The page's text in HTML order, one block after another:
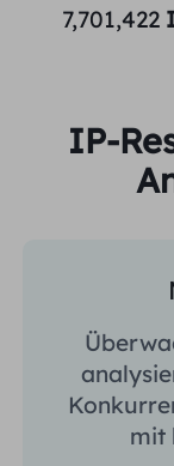
7,701,422
IP-
mit